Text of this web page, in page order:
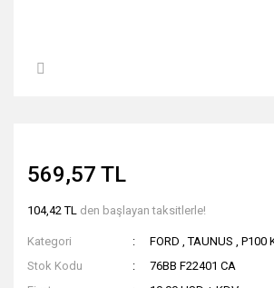
569,57 TL
104,42 TL den başlayan taksitlerle!
Kategori FORD ,TAUNUS ,P100
Stok Kodu
76BB F22401 CA